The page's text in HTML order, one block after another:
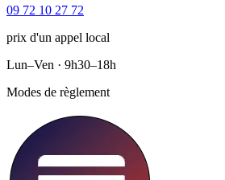
09 72 10 27 72
prix d'un appel local
Lun–Ven · 9h30–18h
Modes de règlement